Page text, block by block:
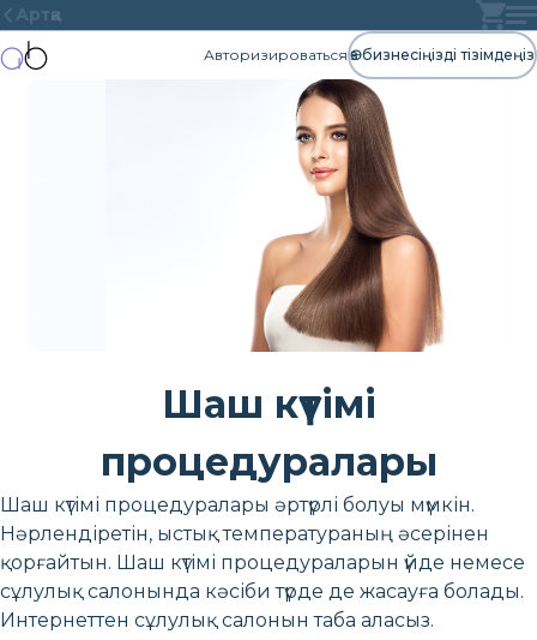
Артқа
Авторизироваться Өз бизнесіңізді тізімдеңіз
Шаш күтімі
процедуралары
Шаш күтімі процедуралары әртүрлі болуы мүмкін.
Нәрлендіретін, ыстық температураның әсерінен
қорғайтын. Шаш күтімі процедураларын үйде немесе
сұлулық салонында кәсіби түрде де жасауға болады.
Интернеттен сұлулық салонын таба аласыз.